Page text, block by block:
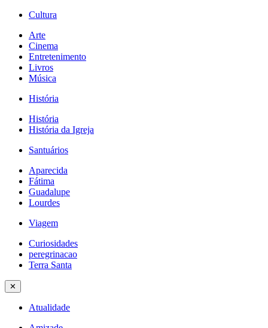
Cultura
Arte
Cinema
Entretenimento
Livros
Música
História
História
História da Igreja
Santuários
Aparecida
Fátima
Guadalupe
Lourdes
Viagem
Curiosidades
peregrinacao
Terra Santa
✕
Atualidade